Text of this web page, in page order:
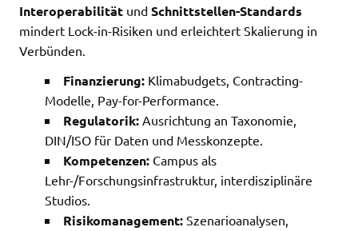
Interoperabilität und Schnittstellen-Standards
mindert Lock-in-Risiken und erleichtert Skalierung in
Verbünden.
Finanzierung: Klimabudgets, Contracting-
Modelle, Pay-for-Performance.
Regulatorik: Ausrichtung an Taxonomie,
DIN/ISO für Daten und Messkonzepte.
Kompetenzen: Campus als
Lehr-/Forschungsinfrastruktur, interdisziplinäre
Studios.
Risikomanagement: Szenarioanalysen,